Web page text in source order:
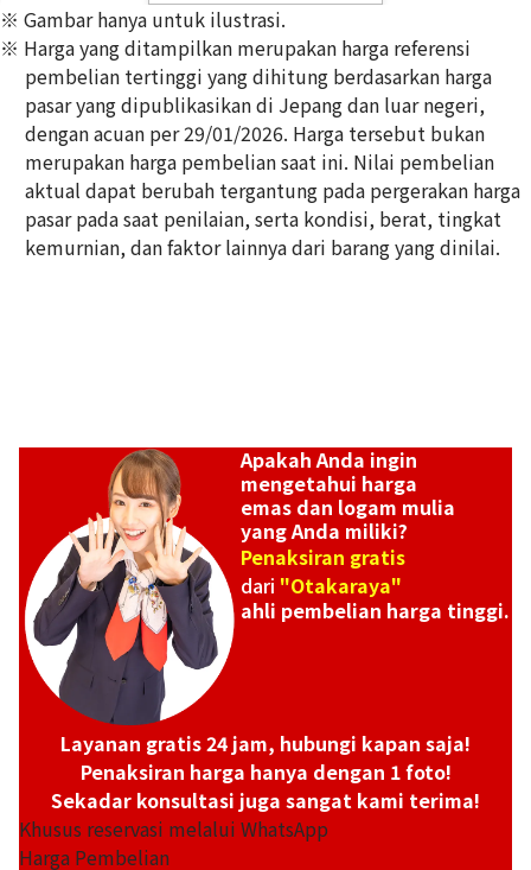
18K gold (K18) Kihei necklace
356,8g
Referensi Harga Buyback
Rp 796.316.230
※ Gambar hanya untuk ilustrasi.
※ Harga yang ditampilkan merupakan harga referensi
pembelian tertinggi yang dihitung berdasarkan harga
pasar yang dipublikasikan di Jepang dan luar negeri,
dengan acuan per 29/01/2026. Harga tersebut bukan
merupakan harga pembelian saat ini. Nilai pembelian
aktual dapat berubah tergantung pada pergerakan harga
pasar pada saat penilaian, serta kondisi, berat, tingkat
kemurnian, dan faktor lainnya dari barang yang dinilai.
Apakah Anda ingin
mengetahui harga
emas dan logam mulia
yang Anda miliki?
Penaksiran gratis
dari "Otakaraya"
ahli pembelian harga tinggi.
Layanan gratis 24 jam, hubungi kapan saja!
Penaksiran harga hanya dengan 1 foto!
Sekadar konsultasi juga sangat kami terima!
Khusus reservasi melalui WhatsApp
Harga Pembelian